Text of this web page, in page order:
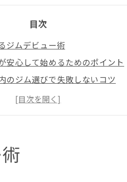
目次
ジムデビュー術
安心して始めるためのポイント
のジム選びで失敗しないコツ
初心者が知るべきジム利用の流れ
で押さえておきたい注意点
者に最適なジム活用法
けの効果的なプログラム活用法